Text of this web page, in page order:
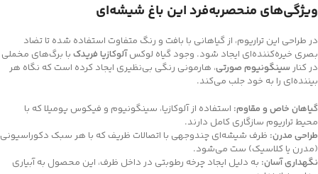
ویژگی‌های منحصر‌به‌فرد این باغ شیشه‌ای
در طراحی این تراریوم، از گیاهانی با بافت و رنگ متفاوت استفاده شده تا تضاد
بصری خیره‌کننده‌ای ایجاد شود. وجود گیاه لوکسآلوکازیا فریدک با برگ‌های مخملی
در کنار سینگونیوم صورتی، هارمونی رنگی بی‌نظیری ایجاد کرده است که نگاه هر
بیننده‌ای را به خود جلب می‌کند.
گیاهان خاص و مقاوم: استفاده از آلوکازیا، سینگونیوم و فیکوس پومیلا که با
محیط تراریوم سازگاری کامل دارند.
طراحی مدرن: ظرف شیشه‌ای چندوجهی با اتصالات ظریف که با هر سبک دکوراسیونی
(مدرن یا کلاسیک) ست می‌شود.
نگهداری آسان: به دلیل ایجاد چرخه رطوبتی در داخل ظرف، این محصول به آبیاری